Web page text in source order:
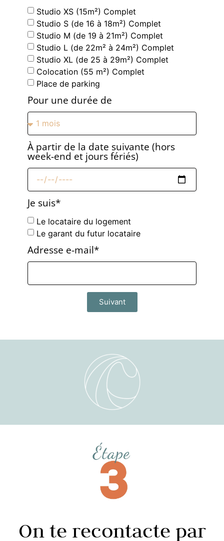
Studio XS (15m²) Complet
Studio S (de 16 à 18m²) Complet
Studio M (de 19 à 21m²) Complet
Studio L (de 22m² à 24m²) Complet
Studio XL (de 25 à 29m²) Complet
Colocation (55 m²) Complet
Place de parking
Pour une durée de
À partir de la date suivante (hors
week-end et jours fériés)
Je suis*
Le locataire du logement
Le garant du futur locataire
Adresse e-mail*
Suivant
On te recontacte par